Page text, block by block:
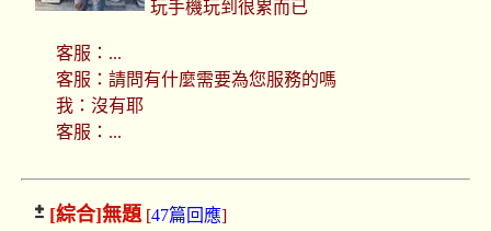
玩手機玩到很累而已
客服：...
客服：請問有什麼需要為您服務的嗎
我：沒有耶
客服：...
[綜合]無題[47篇回應]